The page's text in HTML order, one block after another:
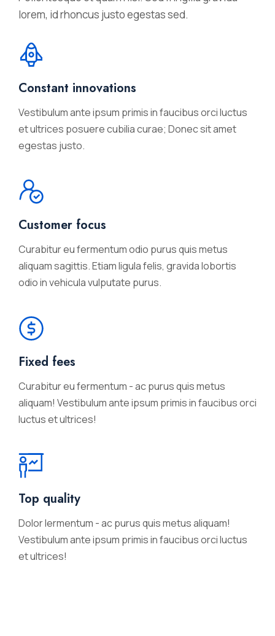
lorem, id rhoncus justo egestas sed.
Constant innovations
Vestibulum ante ipsum primis in faucibus orci luctus
et ultrices posuere cubilia curae; Donec sit amet
egestas justo.
Customer focus
Curabitur eu fermentum odio purus quis metus
aliquam sagittis. Etiam ligula felis, gravida lobortis
odio in vehicula vulputate purus.
Fixed fees
Curabitur eu fermentum - ac purus quis metus
aliquam! Vestibulum ante ipsum primis in faucibus orci
luctus et ultrices!
Top quality
Dolor lermentum - ac purus quis metus aliquam!
Vestibulum ante ipsum primis in faucibus orci luctus
et ultrices!